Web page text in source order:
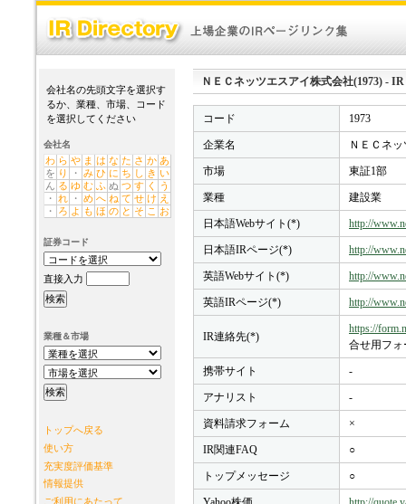
会社名の先頭文字を選択す
るか、業種、市場、コード
を選択してください
会社名
わ ら や ま は な た さ か あ
を り ・ み ひ に ち し き い
ん る ゆ む ふ ぬ つ す く
う
・ れ ・ め へ ね て せ け え
・
ろ よ も ほ の と そ こ お
証券コード
直接入力
業種＆市場
トップへ戻る
使い方
充実度評価基準
情報提供
ご利用にあたって
ＮＥＣネッツエスアイ株式会社(1973) -
コード 1973
企業名 ＮＥＣネ
市場 東証1部
業種 建設業
日本語Webサイト(*) http://
日本語IRページ(*) http://
英語Webサイト(*) http://
英語IRページ(*) http://
IR連絡先(*)
https://
合せ用フォ
携帯サイト -
アナリスト -
資料請求フォーム ×
IR関連FAQ ○
トップメッセージ ○